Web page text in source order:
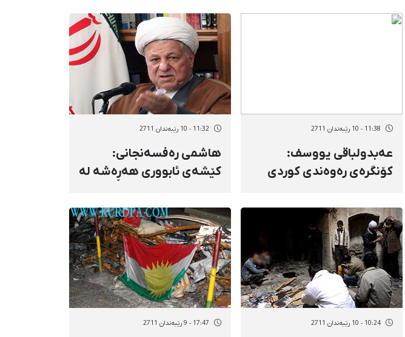
11:38 - 10 رێبەندان 2711
عەبدولباقی یووسف:
كۆنگرەی رەوەندی كوردی
گوتاری كوردی ئەو وڵاتە بوو
11:32 - 10 رێبەندان 2711
هاشمی رەفسەنجانی:
كێشەی ئابووری هەڕەشە لە
10:24 - 10 رێبەندان 2711 17:47 - 9 رێبەندان 2711